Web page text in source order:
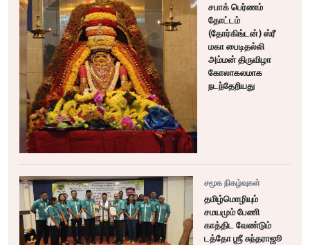
சபாக் பெர்ணம்
தோட்டம்
(தோர்கிங்டன்) ஸ்ரீ
மகா பைடிதல்லி
அம்மன் திருவிழா
கோலாகலமாக
நடந்தேறியது
சமூக நிகழ்வுகள்
தமிழ்மொழியும்
சமயமும் பேணி
காத்திட வேண்டும்
டத்தோ ஶ்ரீ சுந்தராஜூ